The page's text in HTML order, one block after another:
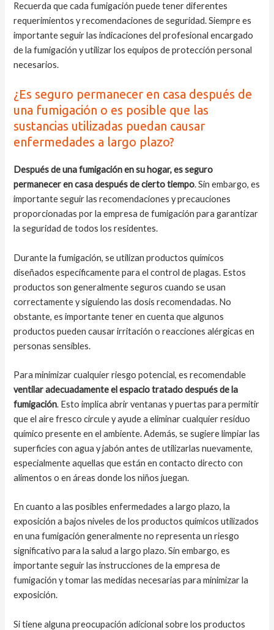
Recuerda que cada fumigación puede tener diferentes
requerimientos y recomendaciones de seguridad. Siempre es
importante seguir las indicaciones del profesional encargado
de la fumigación y utilizar los equipos de protección personal
necesarios.
¿Es seguro permanecer en casa después de
una fumigación o es posible que las
sustancias utilizadas puedan causar
enfermedades a largo plazo?
Después de una fumigación en su hogar, es seguro
permanecer en casa después de cierto tiempo. Sin embargo, es
importante seguir las recomendaciones y precauciones
proporcionadas por la empresa de fumigación para garantizar
la seguridad de todos los residentes.
Durante la fumigación, se utilizan productos químicos
diseñados específicamente para el control de plagas. Estos
productos son generalmente seguros cuando se usan
correctamente y siguiendo las dosis recomendadas. No
obstante, es importante tener en cuenta que algunos
productos pueden causar irritación o reacciones alérgicas en
personas sensibles.
Para minimizar cualquier riesgo potencial, es recomendable
ventilar adecuadamente el espacio tratado después de la
fumigación. Esto implica abrir ventanas y puertas para permitir
que el aire fresco circule y ayude a eliminar cualquier residuo
químico presente en el ambiente. Además, se sugiere limpiar las
superficies con agua y jabón antes de utilizarlas nuevamente,
especialmente aquellas que están en contacto directo con
alimentos o en áreas donde los niños juegan.
En cuanto a las posibles enfermedades a largo plazo, la
exposición a bajos niveles de los productos químicos utilizados
en una fumigación generalmente no representa un riesgo
significativo para la salud a largo plazo. Sin embargo, es
importante seguir las instrucciones de la empresa de
fumigación y tomar las medidas necesarias para minimizar la
exposición.
Si tiene alguna preocupación adicional sobre los productos